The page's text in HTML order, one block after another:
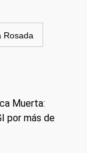
Rosada
Muerta:
por más de